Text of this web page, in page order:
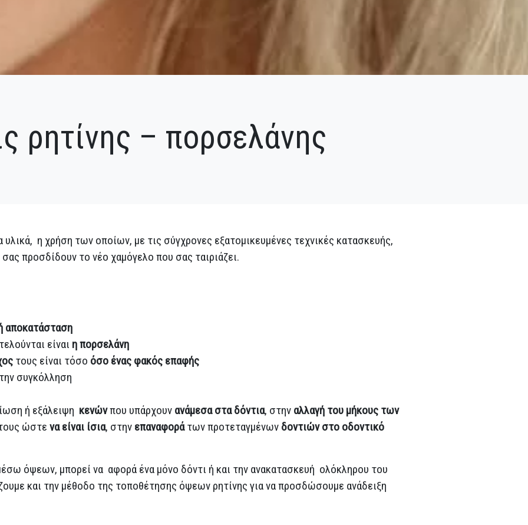
ρητίνης – πορσελάνης
η χρήση των οποίων, με τις σύγχρονες εξατομικευμένες τεχνικές κατασκευής,
προσδίδουν το νέο χαμόγελο που σας ταιριάζει.
αποκατάσταση
είναι η πορσελάνη
τους είναι τόσο όσο ένας φακός επαφής
συγκόλληση
ή εξάλειψη κενώνπου υπάρχουν ανάμεσα στα δόντια, στην αλλαγή του μήκους των
ώστε να είναι ίσια, στην επαναφοράτων προτεταγμένων δοντιών στο οδοντικό
όψεων, μπορεί να αφορά ένα μόνο δόντι ή και την ανακατασκευή ολόκληρου του
και την μέθοδο της τοποθέτησης όψεων ρητίνης για να προσδώσουμε ανάδειξη